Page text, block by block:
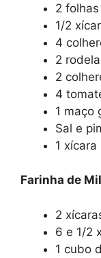
2
1/2
4
2
2
4
1 maço
Sal e
1
Farinha de
2
6 e 1/2
1 cubo